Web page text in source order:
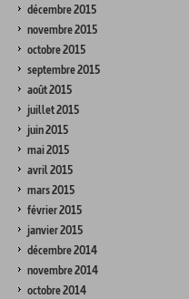
décembre 2015
novembre 2015
octobre 2015
septembre 2015
août 2015
juillet 2015
juin 2015
mai 2015
avril 2015
mars 2015
février 2015
janvier 2015
décembre 2014
novembre 2014
octobre 2014